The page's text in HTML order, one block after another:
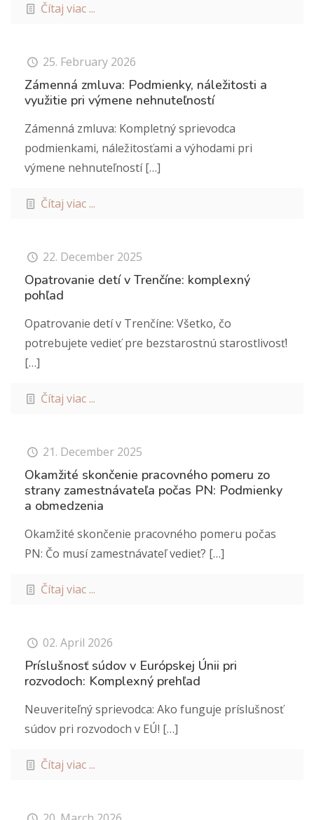
Čítaj viac ...
25. February 2026
Zámenná zmluva: Podmienky, náležitosti a
využitie pri výmene nehnuteľností
Zámenná zmluva: Kompletný sprievodca
podmienkami, náležitosťami a výhodami pri
výmene nehnuteľností[…]
Čítaj viac ...
22. December 2025
Opatrovanie detí v Trenčíne: komplexný
pohľad
Opatrovanie detí v Trenčíne: Všetko, čo
potrebujete vedieť pre bezstarostnú starostlivosť!
[…]
Čítaj viac ...
21. December 2025
Okamžité skončenie pracovného pomeru zo
strany zamestnávateľa počas PN: Podmienky
a obmedzenia
Okamžité skončenie pracovného pomeru počas
PN: Čo musí zamestnávateľ vedieť? […]
Čítaj viac ...
02. April 2026
Príslušnosť súdov v Európskej Únii pri
rozvodoch: Komplexný prehľad
Neuveriteľný sprievodca: Ako funguje príslušnosť
súdov pri rozvodoch v EÚ! […]
Čítaj viac ...